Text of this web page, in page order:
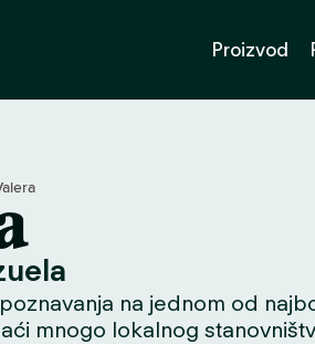
H
o
m
e
Proizvod
na jednom od
mnogo lokalnog